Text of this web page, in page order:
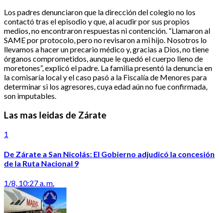
Los padres denunciaron que la dirección del colegio no los
contactó tras el episodio y que, al acudir por sus propios
medios, no encontraron respuestas ni contención. “Llamaron al
SAME por protocolo, pero no revisaron a mi hijo. Nosotros lo
llevamos a hacer un precario médico y, gracias a Dios, no tiene
órganos comprometidos, aunque le quedó el cuerpo lleno de
moretones”, explicó el padre. La familia presentó la denuncia en
la comisaría local y el caso pasó a la Fiscalía de Menores para
determinar si los agresores, cuya edad aún no fue confirmada,
son imputables.
Las mas leidas de Zárate
1
De Zárate a San Nicolás: El Gobierno adjudicó la concesión
de la Ruta Nacional 9
1/8, 10:27 a. m.